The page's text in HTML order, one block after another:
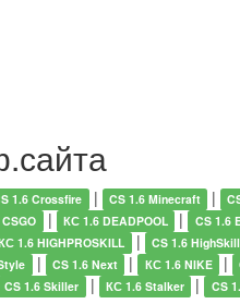
1.6 Crossfire | CS 1.6 Minecraft |
| КС 1.6 DEADPOOL | CS 1.6
1.6 HIGHPROSKILL | CS 1.6 HighSkill
| CS 1.6 Next | КС 1.6 NIKE |
CS 1.6 Skiller | КС 1.6 Stalker | CS